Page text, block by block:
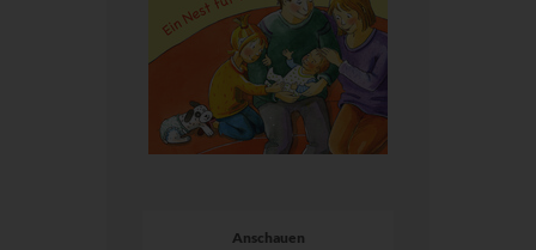
Anschauen